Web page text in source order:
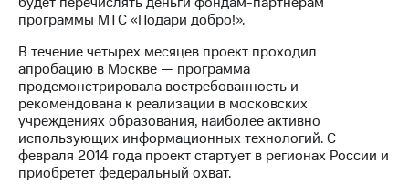
"МТС"
акционеров
Личный
кабинет
акционера
Акционерный
капитал
Контроль
и
программы МТС «Подари добро!».
В течение четырех месяцев проект проходил
апробацию в Москве — программа
продемонстрировала востребованность и
рекомендована к реализации в московских
учреждениях образования, наиболее активно
использующих информационных технологий. С
февраля 2014 года проект стартует в регионах России и
приобретет федеральный охват.